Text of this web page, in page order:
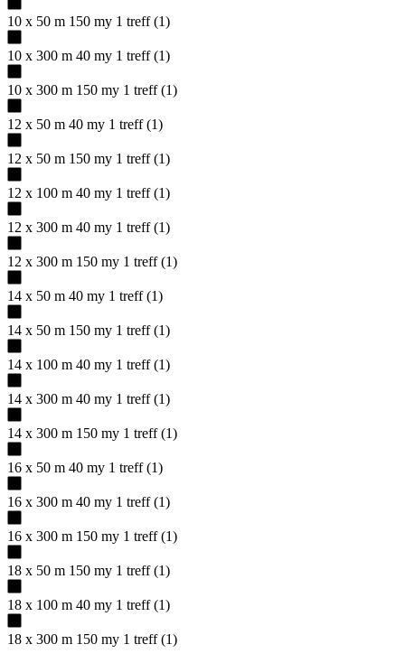
10 x 50 m 150 my 1 treff (1)
10 x 300 m 40 my 1 treff (1)
10 x 300 m 150 my 1 treff (1)
12 x 50 m 40 my 1 treff (1)
12 x 50 m 150 my 1 treff (1)
12 x 100 m 40 my 1 treff (1)
12 x 300 m 40 my 1 treff (1)
12 x 300 m 150 my 1 treff (1)
14 x 50 m 40 my 1 treff (1)
14 x 50 m 150 my 1 treff (1)
14 x 100 m 40 my 1 treff (1)
14 x 300 m 40 my 1 treff (1)
14 x 300 m 150 my 1 treff (1)
16 x 50 m 40 my 1 treff (1)
16 x 300 m 40 my 1 treff (1)
16 x 300 m 150 my 1 treff (1)
18 x 50 m 150 my 1 treff (1)
18 x 100 m 40 my 1 treff (1)
18 x 300 m 150 my 1 treff (1)